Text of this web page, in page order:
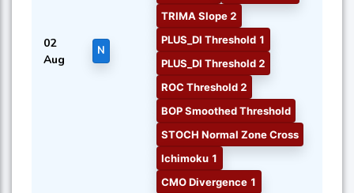
02
Aug
N
TRIMA Slope 2
PLUS_DI Threshold 1
PLUS_DI Threshold 2
ROC Threshold 2
BOP Smoothed Threshold
STOCH Normal Zone Cross
Ichimoku 1
CMO Divergence 1